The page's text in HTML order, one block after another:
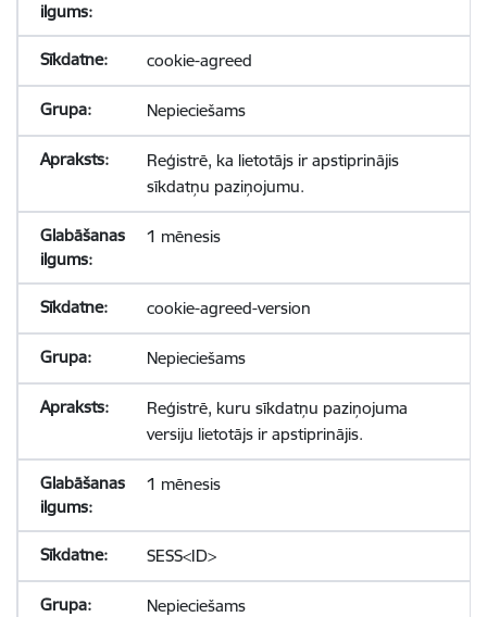
cookie-agreed
Nepieciešams
Reģistrē, ka lietotājs ir apstiprinājis
sīkdatņu paziņojumu.
1 mēnesis
cookie-agreed-version
Nepieciešams
Reģistrē, kuru sīkdatņu paziņojuma
versiju lietotājs ir apstiprinājis.
1 mēnesis
SESS<ID>
Nepieciešams